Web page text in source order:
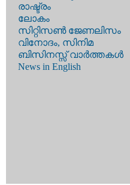
രാഷ്ട്രം
ലോകം
സിറ്റിസണ്‍ ജേണലിസം
വിനോദം, സിനിമ
ബിസിനസ്സ് വാര്‍ത്തകള്‍
News in English